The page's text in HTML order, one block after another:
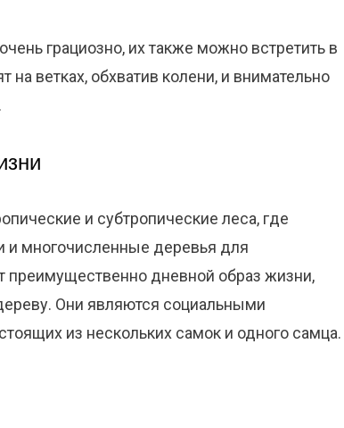
грациозно, их также можно встретить в
ветках, обхватив колени, и внимательно
и субтропические леса, где
многочисленные деревья для
преимущественно дневной образ жизни,
Они являются социальными
из нескольких самок и одного самца.